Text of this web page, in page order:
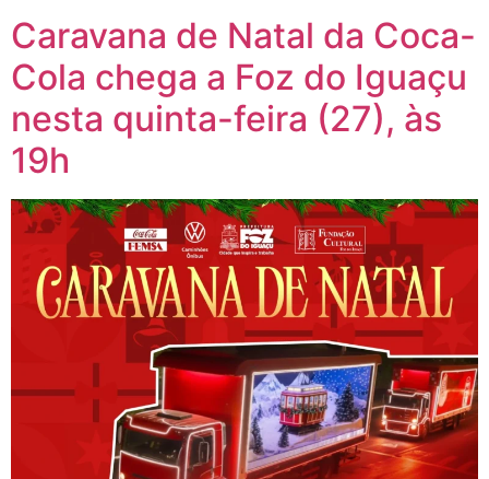
Caravana de Natal da Coca-
Cola chega a Foz do Iguaçu
nesta quinta-feira (27), às
19h